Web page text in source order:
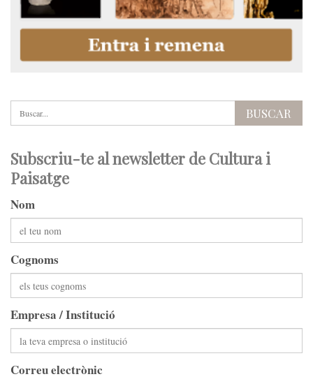
Subscriu-te al newsletter de Cultura i
Paisatge
Nom
Cognoms
Empresa / Institució
Correu electrònic